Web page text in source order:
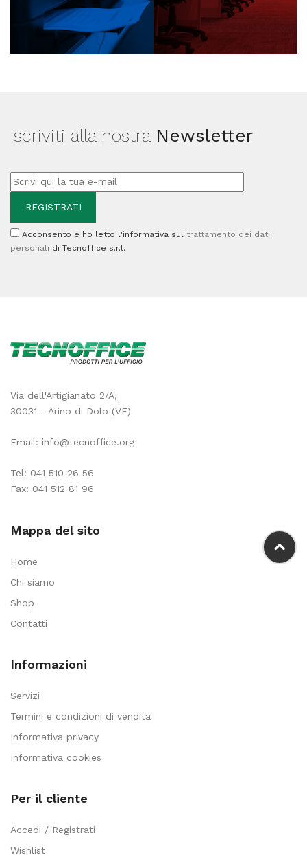
Iscriviti alla nostra Newsletter
Acconsento e ho letto l'informativa sul trattamento dei dati
personali di Tecnoffice s.r.l.
Via dell'Artigianato 2/A,
30031 - Arino di Dolo (VE)
Email: info@tecnoffice.org
Tel: 041 510 26 56
Fax: 041 512 81 96
Mappa del sito
Home
Chi siamo
Shop
Contatti
Informazioni
Servizi
Termini e condizioni di vendita
Informativa privacy
Informativa cookies
Per il cliente
Accedi / Registrati
Wishlist